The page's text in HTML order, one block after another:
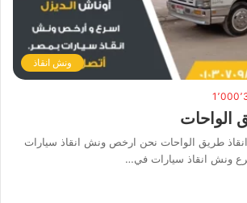
ونش انقاذ
الواحات
طريق الواحات نحن ارخص ونش انقاذ سيارات
ونش انقاذ سيارات في…